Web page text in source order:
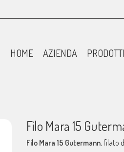
HOME AZIENDA PRODOTTI
Filo Mara 15
Filo Mara 15 Gutermann, filato